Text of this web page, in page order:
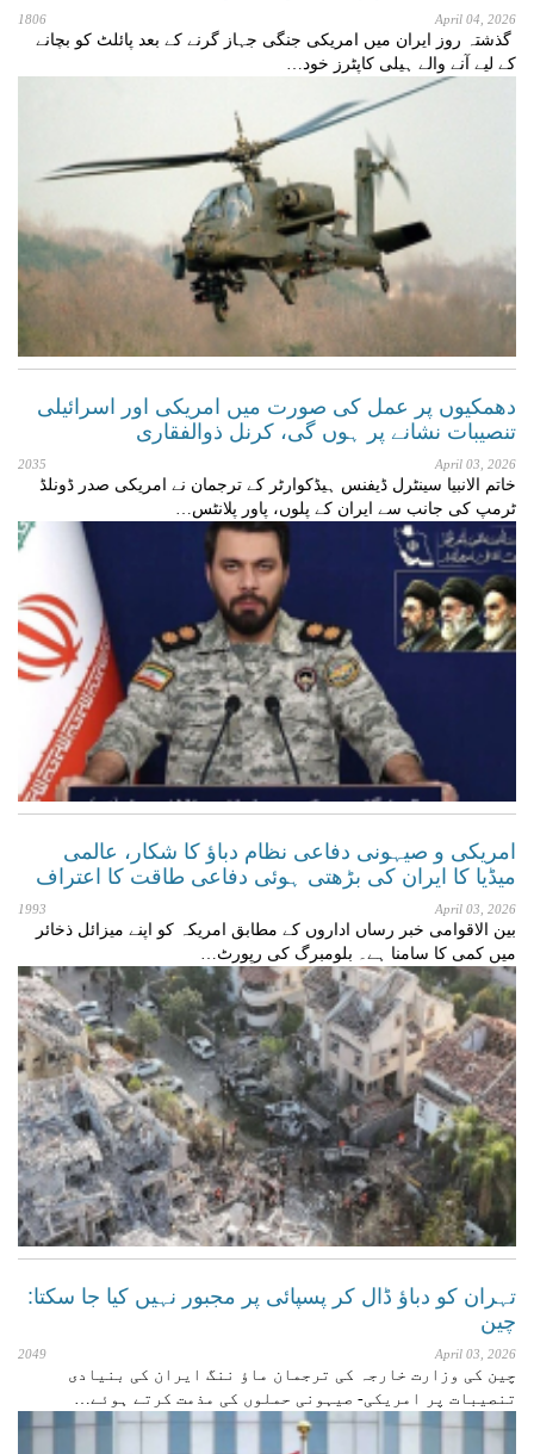
April 04, 2026
1806
گذشتہ روز ایران میں امریکی جنگی جہاز گرنے کے بعد پائلٹ کو بچانے
کے لیے آنے والے ہیلی کاپٹرز خود…
دھمکیوں پر عمل کی صورت میں امریکی اور اسرائیلی
تنصیبات نشانے پر ہوں گی، کرنل ذوالفقاری
April 03, 2026
2035
خاتم الانبیا سینٹرل ڈیفنس ہیڈکوارٹر کے ترجمان نے امریکی صدر ڈونلڈ
ٹرمپ کی جانب سے ایران کے پلوں، پاور پلانٹس…
امریکی و صیہونی دفاعی نظام دباؤ کا شکار، عالمی
میڈیا کا ایران کی بڑھتی ہوئی دفاعی طاقت کا اعتراف
April 03, 2026
1993
بین الاقوامی خبر رساں اداروں کے مطابق امریکہ کو اپنے میزائل ذخائر
میں کمی کا سامنا ہے۔ بلومبرگ کی رپورٹ…
تہران کو دباؤ ڈال کر پسپائی پر مجبور نہیں کیا جا سکتا:
چين
April 03, 2026
2049
چین کی وزارت خارجہ کی ترجمان ماؤ ننگ ایران کی بنیادی
تنصیبات پر امریکی- صیہونی حملوں کی مذمت کرتے ہوئے…